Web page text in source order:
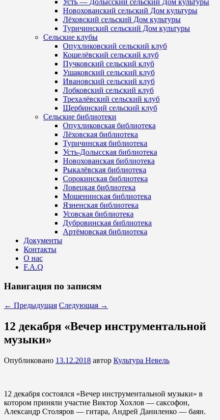
Усть — Долысский сельский Дом культуры
Новохованский сельский Дом культуры
Лёховский сельский Дом культуры
Туричинский сельский Дом культуры
Сельские клубы
Опухликовский сельский клуб
Кошелёвский сельский клуб
Пучковский сельский клуб
Ушаковский сельский клуб
Ивановский сельский клуб
Лобковский сельский клуб
Трехалёвский сельский клуб
Щербинский сельский клуб
Сельские библиотеки
Опухликовская библиотека
Лёховская библиотека
Туричинская библиотека
Усть-Долысская библиотека
Новохованская библиотека
Рыкалёвская библиотека
Сорокинская библиотека
Ловецкая библиотека
Мошенинская библиотека
Язненская библиотека
Усовская библиотека
Дубровинская библиотека
Артёмовская библиотека
Документы
Контакты
О нас
F.A.Q
Навигация по записям
← Предыдущая Следующая →
12 декабря «Вечер инструментальной
музыки»
Опубликовано 13.12.2018 автор Культура Невель
12 декабря состоялся «Вечер инструментальной музыки» в
котором приняли участие Виктор Хохлов — саксофон,
Александр Столяров — гитара, Андрей Даниленко — баян.